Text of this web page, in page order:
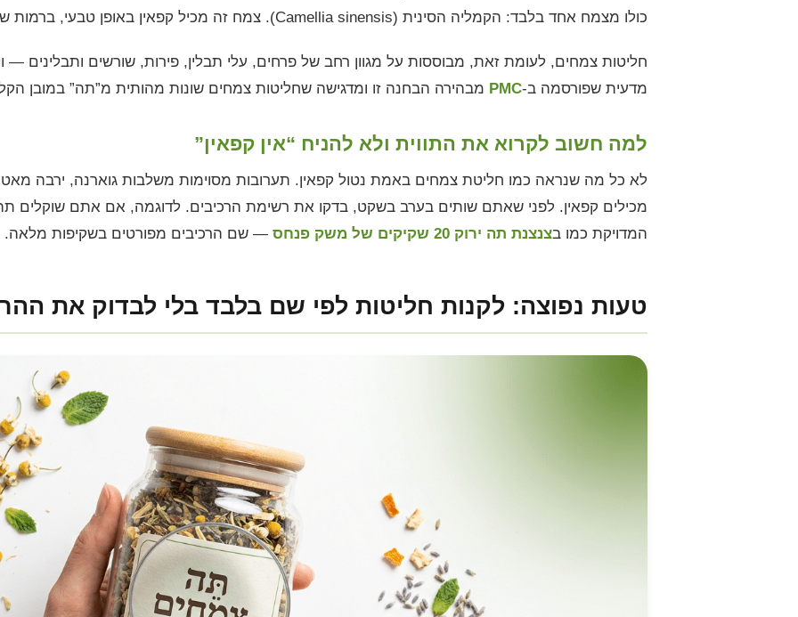
כולו מצמח אחד בלבד: הקמליה הסינית (Camellia sinensis). צמח זה מכיל קפאין באופן טבעי, ברמות שמשתנות לפי שיטת העיבוד.
חליטות צמחים, לעומת זאת, מבוססות על מגוון רחב של פרחים, עלי תבלין, פירות, שורשים ותבלינים —
מדעית שפורסמה ב-PMC מבהירה הבחנה זו ומדגישה שחליטות צמחים שונות מהותית מ”תה” במובן
למה חשוב לקרוא את התווית ולא להניח “אין קפאין”
לא כל מה שנראה כמו חליטת צמחים באמת נטול קפאין. תערובות מסוימות משלבות גוארנה, ירבה
מכילים קפאין. לפני שאתם שותים בערב בשקט, בדקו את רשימת הרכיבים. לדוגמה, אם אתם שוקלים
המדויקת כמו בצנצנת תה ירוק 20 שקיקים של משק פנחס — שם הרכיבים מפורטים בשקיפות מלאה.
טעות נפוצה: לקנות חליטות לפי שם בלבד בלי לבדוק את